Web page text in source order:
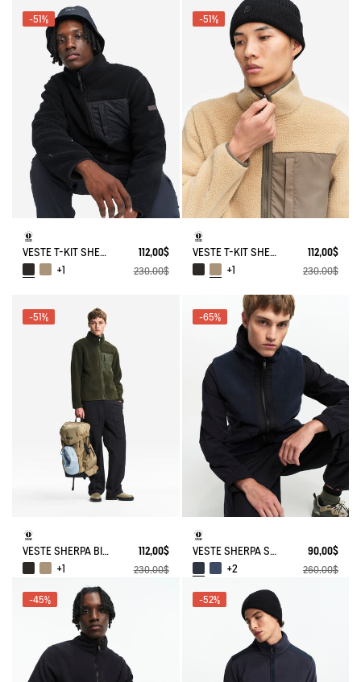
VESTE T-KIT SHERPA BI-MATIÈRE 112,00$
-51%
+1 230,00$
VESTE T-KIT SHERPA BI-MATIÈRE 112,00$
-51%
+1 230,00$
VESTE SHERPA BI-MATIÈRE T- KIT 112,00$
-51%
+1 230,00$
VESTE SHERPA SANS MANCHES RÉVERSIBLE T-KIT 90,00$
-65%
+2 260,00$
-45% -52%